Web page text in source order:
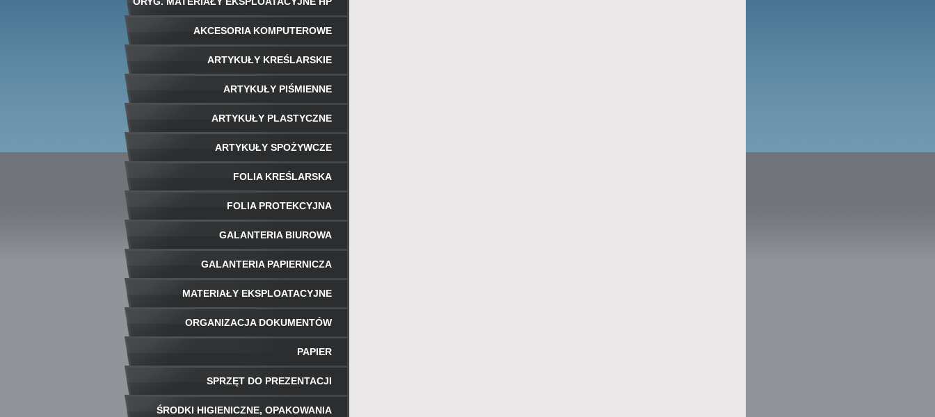
AKCESORIA KOMPUTEROWE
ARTYKUŁY KREŚLARSKIE
ARTYKUŁY PIŚMIENNE
ARTYKUŁY PLASTYCZNE
ARTYKUŁY SPOŻYWCZE
FOLIA KREŚLARSKA
FOLIA PROTEKCYJNA
GALANTERIA BIUROWA
GALANTERIA PAPIERNICZA
MATERIAŁY EKSPLOATACYJNE
ORGANIZACJA DOKUMENTÓW
PAPIER
SPRZĘT DO PREZENTACJI
ŚRODKI HIGIENICZNE, OPAKOWANIA